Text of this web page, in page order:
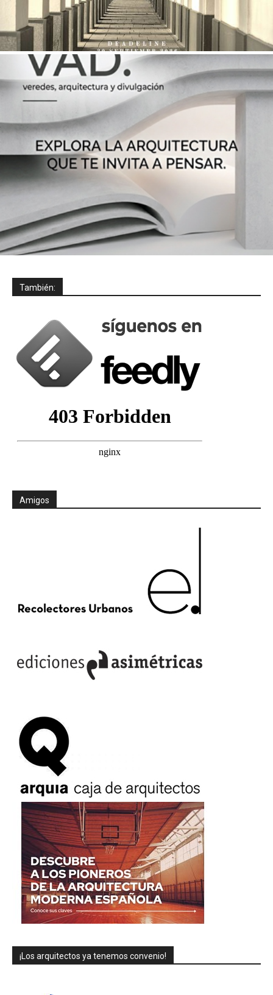
También:
Amigos
¡Los arquitectos ya tenemos convenio!